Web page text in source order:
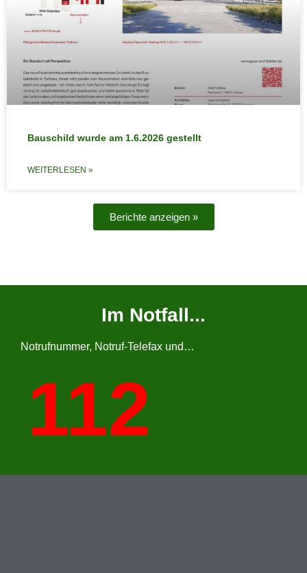
Bauschild wurde am 1.6.2026 gestellt
WEITERLESEN »
Berichte anzeigen »
Im Notfall...
Notrufnummer, Notruf-Telefax und…
112